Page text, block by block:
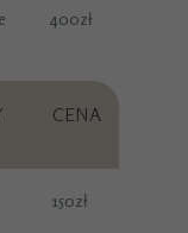
400zł
CENA
150zł